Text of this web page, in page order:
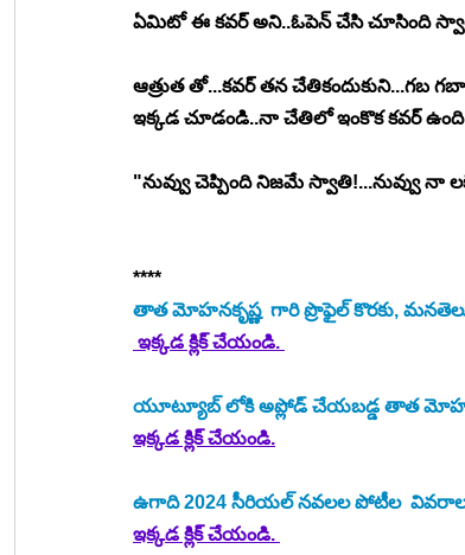
ఏమిటో ఈ కవర్ అని..ఓపెన్ చేసి చూసింది
ఆత్రుత తో...కవర్ తన చేతికందుకుని...గబ
ఇక్కడ చూడండి..నా చేతిలో ఇంకొక కవర్
"నువ్వు చెప్పింది నిజమే స్వాతి!...నువ్వు నా
****
తాత మోహనకృష్ణ  గారి ప్రొఫైల్ కొరకు,
ఇక్కడ క్లిక్ చేయండి.
యూట్యూబ్ లోకి అప్లోడ్ చేయబడ్డ తాత
ఇక్కడ క్లిక్ చేయండి.
ఉగాది 2024 సీరియల్ నవలల పోటీల
ఇక్కడ క్లిక్ చేయండి.